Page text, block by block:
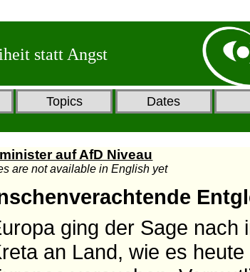
statt Angst
Topics Dates
auf AfD Niveau
are not available in English yet
ging der Sage nach
an Land, wie es